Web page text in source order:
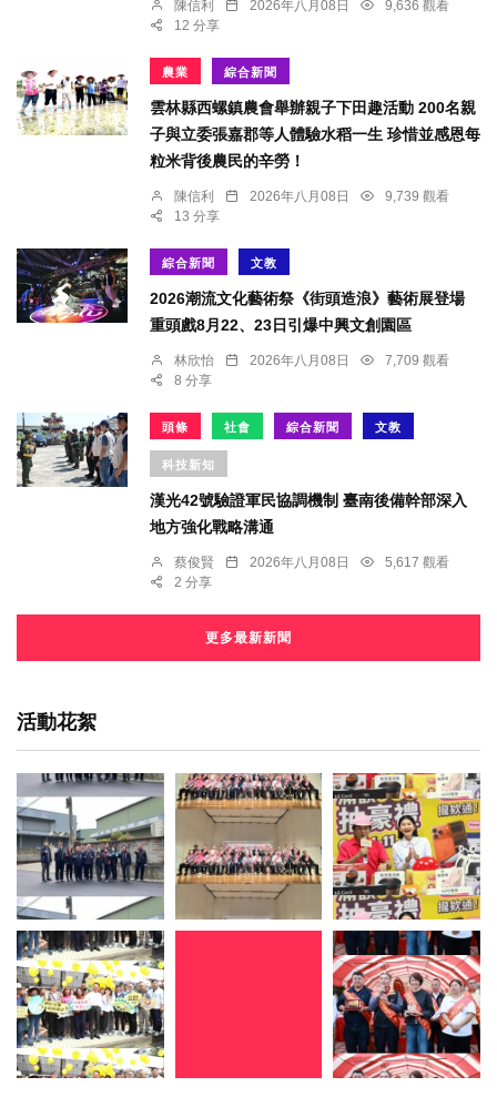
陳信利 2026年八月08日
9,636 觀看
12 分享
農業 綜合新聞
雲林縣西螺鎮農會舉辦親子下田趣活動 200名親
子與立委張嘉郡等人體驗水稻一生 珍惜並感恩每
粒米背後農民的辛勞！
陳信利 2026年八月08日
9,739 觀看
13 分享
綜合新聞 文教
2026潮流文化藝術祭《街頭造浪》藝術展登場
重頭戲8月22、23日引爆中興文創園區
林欣怡 2026年八月08日
7,709 觀看
8 分享
頭條 社會 綜合新聞 文教
科技新知
漢光42號驗證軍民協調機制 臺南後備幹部深入
地方強化戰略溝通
蔡俊賢 2026年八月08日
5,617 觀看
2 分享
更多最新新聞
活動花絮